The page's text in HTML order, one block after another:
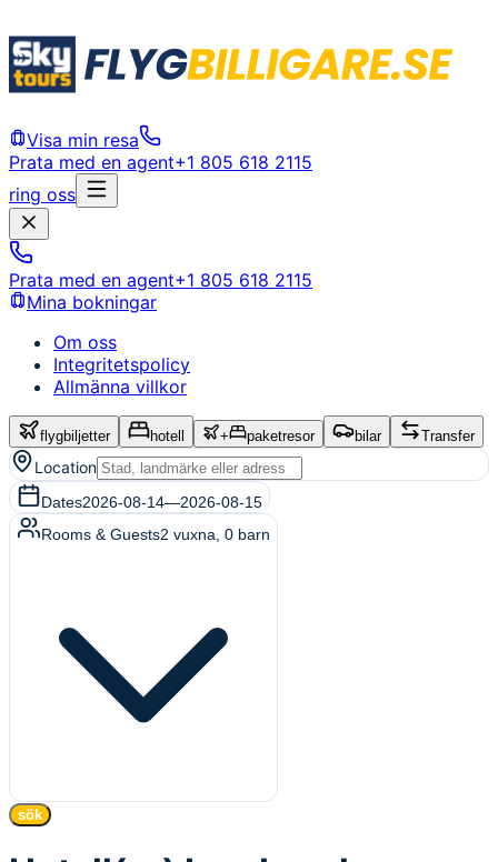
Visa min resa
Prata med en agent+1 805 618 2115
ring oss
Prata med en agent+1 805 618 2115
Mina bokningar
Om oss
Integritetspolicy
Allmänna villkor
flygbiljetter hotell + paketresor bilar Transfer
Location
Dates2026-08-14—2026-08-15
Rooms & Guests2 vuxna 0 barn
sök